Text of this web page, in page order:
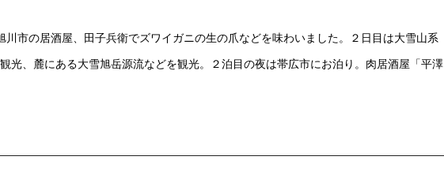
市の居酒屋、田子兵衛でズワイガニの生の爪などを味わいました。２日目は大雪山系
光、麓にある大雪旭岳源流などを観光。２泊目の夜は帯広市にお泊り。肉居酒屋「平澤